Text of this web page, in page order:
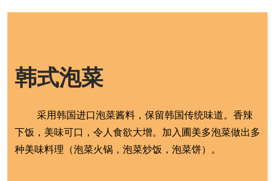
韩式泡菜
采用韩国进口泡菜酱料，保留韩国传统味道。香辣
下饭，美味可口，令人食欲大增。加入圃美多泡菜做出多
种美味料理（泡菜火锅，泡菜炒饭，泡菜饼）。